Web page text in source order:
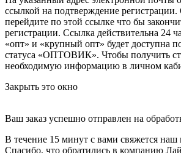
ссылкой на подтверждение регистрации.
перейдите по этой ссылке что бы
регистрации. Ссылка действительна 24
«опт» и «крупный опт» будет доступна
статуса «ОПТОВИК». Чтобы получить
необходимую информацию в личном
Закрыть это окно
Ваш заказ успешно отправлен на
В течение 15 минут с вами свяжется наш
Спасибо, что обратились в компанию